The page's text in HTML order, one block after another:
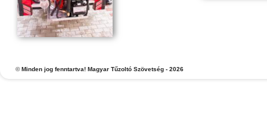
©Minden jog fenntartva! Magyar Tűzoltó Szövetség - 2026